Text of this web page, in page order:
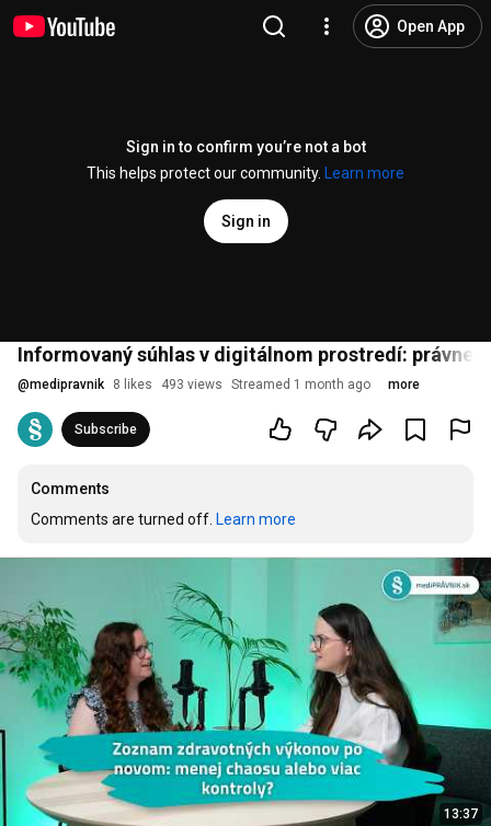
Open App
Sign in to confirm you’re not a bot
This helps protect our community.
Learn more
Sign in
Informovaný súhlas v digitálnom prostredí: právne
@medipravnik 8 likes 493 views Streamed 1 month ago more
Subscribe
Comments
Comments are turned off. Learn more
13:37